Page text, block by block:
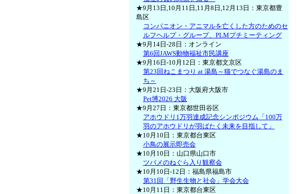
★9月13日,10月11日,11月8日,12月13日：東京都豊
島区
コンパニオン・アニマルを亡くした方のためのセ
ルフヘルプ・グループ、PLMプチミーティング
★9月14日-28日：オンライン
第6回JAWS動物福祉市民講座
★9月16日-10月12日：東京都文京区
第23回ねこまつり at 湯島～猫でつなぐ湯島のま
ち～
★9月21日-23日：大阪府大阪市
Pet博2026 大阪
★9月27日：東京都世田谷区
アホウドリ1万羽達成記念シンポジウム「100万
羽のアホウドリが羽ばたく未来を目指して」
★10月10日：東京都台東区
小鳥の展示即売会
★10月10日：山口県山口市
ツバメのねぐら入り観察会
★10月10日-12日：福島県福島市
第31回「野生生物と社会」学会大会
★10月11日：東京都台東区